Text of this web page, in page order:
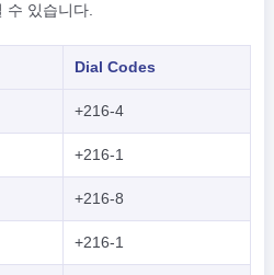
수 있습니다.
Dial Codes
+216-4
+216-1
+216-8
+216-1